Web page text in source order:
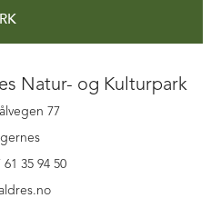
Natur- og Kulturpark
77
61 35 94 50